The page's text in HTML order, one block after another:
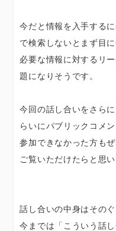
今だと情報を入手する
で検索しないとまず目
必要な情報に対するリ
題になりそうです。
今回の話し合いをさら
らいにパブリックコメ
参加できなかった方も
ご覧いただけたらと思い
話し合いの中身はそのぐ
今までは「こういう話